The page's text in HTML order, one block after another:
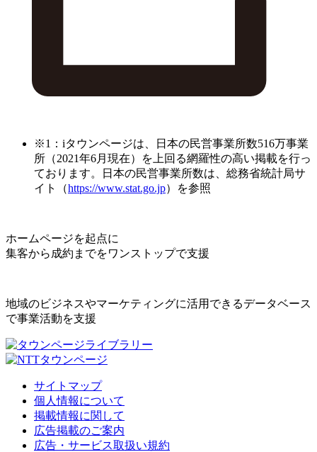
※1：iタウンページは、日本の民営事業所数516万事業
所（2021年6月現在）を上回る網羅性の高い掲載を行っ
ております。日本の民営事業所数は、総務省統計局サ
イト（https://www.stat.go.jp）を参照
ホームページを起点に
集客から成約までをワンストップで支援
地域のビジネスやマーケティングに活用できるデータベース
で事業活動を支援
サイトマップ
個人情報について
掲載情報に関して
広告掲載のご案内
広告・サービス取扱い規約